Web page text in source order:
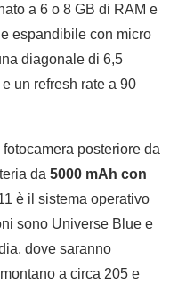
a 6 o 8 GB di RAM e
espandibile con micro
diagonale di 6,5
un refresh rate a 90
posteriore da
da 5000 mAh con
è il sistema operativo
sono Universe Blue e
dove saranno
a circa 205 e